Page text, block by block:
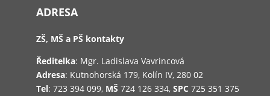
ADRESA
ZŠ, MŠ a PŠ kontakty
Ředitelka: Mgr. Ladislava Vavrincová
Adresa: Kutnohorská 179, Kolín IV, 280 02
Tel: 723 394 099, MŠ 724 126 334, SPC 725 351 375